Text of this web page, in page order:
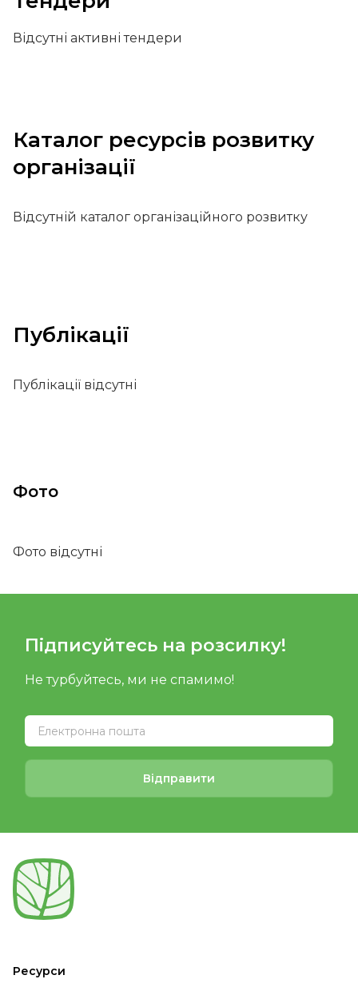
Відсутні активні тендери
Каталог ресурсів розвитку
організації
Відсутній каталог організаційного розвитку
Публікації
Публікації відсутні
Фото
Фото відсутні
Підписуйтесь на розсилку!
Не турбуйтесь, ми не спамимо!
Відправити
Ресурси